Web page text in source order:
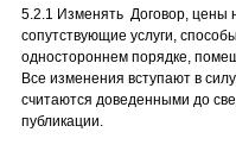
5.2.1 Изменять Договор, цены
сопутствующие услуги,
одностороннем порядке,
Все изменения вступают в
считаются доведенными до
публикации.